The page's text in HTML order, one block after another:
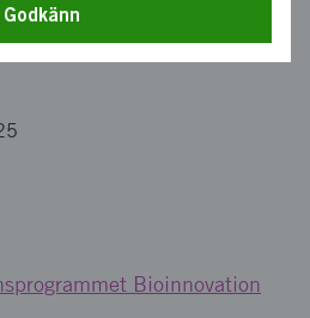
Bioinnovation
Godkänn